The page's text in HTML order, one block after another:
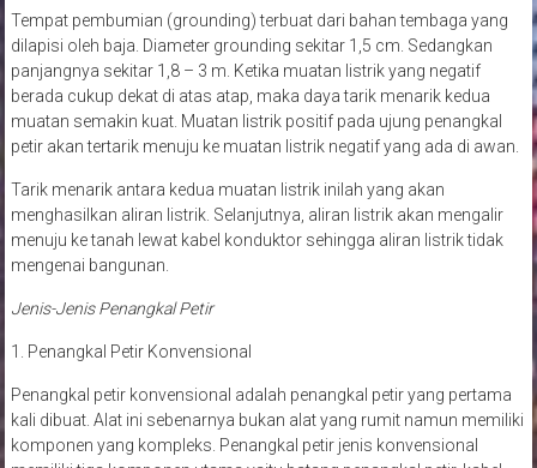
Tempat pembumian (grounding) terbuat dari bahan tembaga yang
dilapisi oleh baja. Diameter grounding sekitar 1,5 cm. Sedangkan
panjangnya sekitar 1,8 – 3 m. Ketika muatan listrik yang negatif
berada cukup dekat di atas atap, maka daya tarik menarik kedua
muatan semakin kuat. Muatan listrik positif pada ujung penangkal
petir akan tertarik menuju ke muatan listrik negatif yang ada di awan.
Tarik menarik antara kedua muatan listrik inilah yang akan
menghasilkan aliran listrik. Selanjutnya, aliran listrik akan mengalir
menuju ke tanah lewat kabel konduktor sehingga aliran listrik tidak
mengenai bangunan.
Jenis-Jenis Penangkal Petir
1. Penangkal Petir Konvensional
Penangkal petir konvensional adalah penangkal petir yang pertama
kali dibuat. Alat ini sebenarnya bukan alat yang rumit namun memiliki
komponen yang kompleks. Penangkal petir jenis konvensional